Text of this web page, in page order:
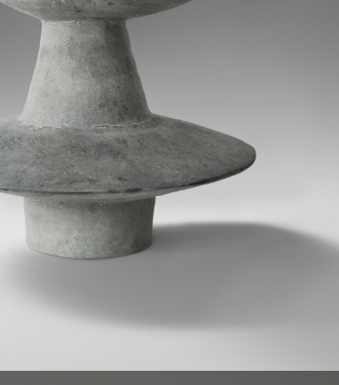
Vuoi sapere di più
Scarica il